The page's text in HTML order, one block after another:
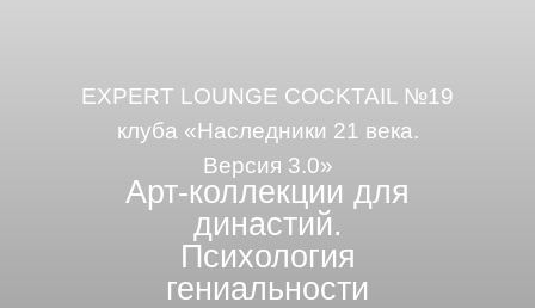
Арт-коллекции для
династий.
Психология
гениальности
EXPERT LOUNGE COCKTAIL №19
клуба «Наследники 21 века.
Версия 3.0»